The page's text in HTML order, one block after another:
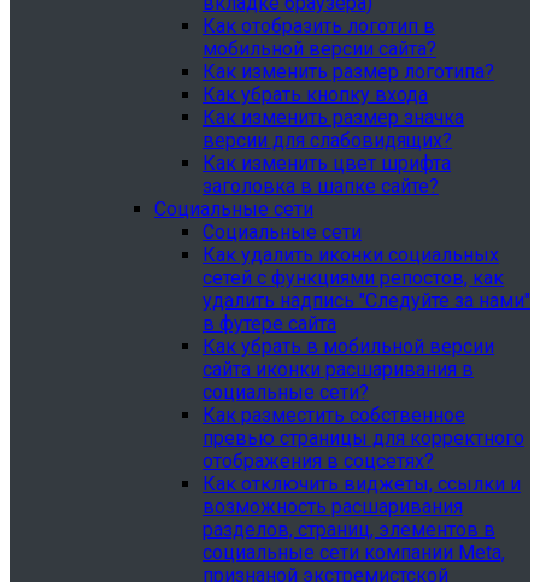
Как отобразить логотип в
мобильной версии сайта?
Как изменить размер логотипа?
Как убрать кнопку входа
Как изменить размер значка
версии для слабовидящих?
Как изменить цвет шрифта
заголовка в шапке сайте?
Социальные сети
Социальные сети
Как удалить иконки социальных
сетей с функциями репостов, как
удалить надпись "Следуйте за нами"
в футере сайта
Как убрать в мобильной версии
сайта иконки расшаривания в
социальные сети?
Как разместить собственное
превью страницы для корректного
отображения в соцсетях?
Как отключить виджеты, ссылки и
возможность расшаривания
разделов, страниц, элементов в
социальные сети компании Meta,
признаной экстремистской